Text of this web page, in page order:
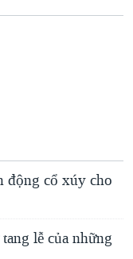
động cổ xúy cho
lễ của những